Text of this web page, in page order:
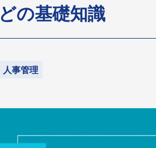
どの基礎知識
人事管理